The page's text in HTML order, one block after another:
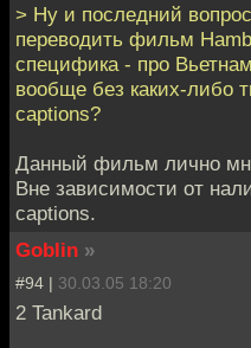
> Ну и последний
переводить фильм
специфика - про
вообще без каких-либо
captions?
Данный фильм лично
Вне зависимости от
captions.
Goblin »
#94 | 30.03.05 18:20
2 Tankard